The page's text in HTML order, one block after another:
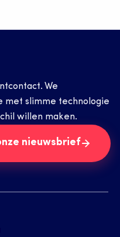
We
met slimme technologie
willen maken.
nieuwsbrief